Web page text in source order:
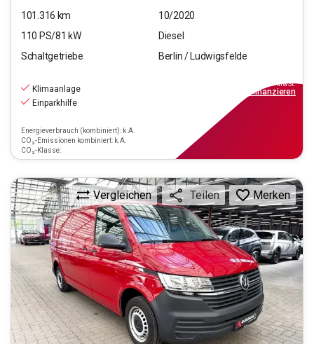
101.316 km
10/2020
110 PS/81 kW
Diesel
Schaltgetriebe
Berlin / Ludwigsfelde
Klimaanlage
Einparkhilfe
Energieverbrauch (kombiniert): k.A.
CO₂-Emissionen kombiniert: k.A.
CO₂-Klasse:
inkl.MwSt.
finanzieren
Vergleichen Teilen Merken